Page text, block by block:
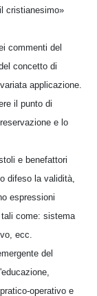
cristianesimo»
commenti del
concetto di
applicazione.
il punto di
e lo
e benefattori
difeso la validità,
espressioni
come: sistema
ecc.
del
operativo e